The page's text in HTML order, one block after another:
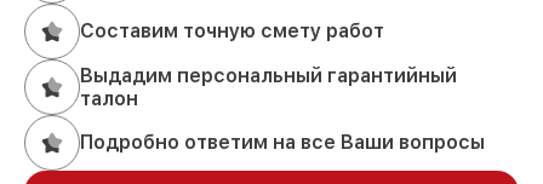
Составим точную смету работ
Выдадим персональный гарантийный
талон
Подробно ответим на все Ваши вопросы